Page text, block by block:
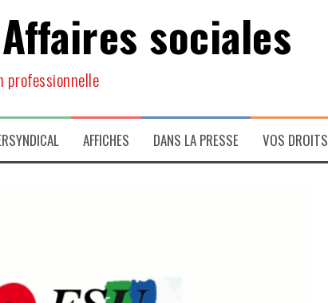
sociales
professionnelle
AFFICHES DANS LA PRESSE VOS DROITS